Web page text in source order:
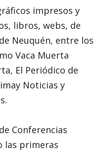
impresos y
libros, webs, de
Neuquén, entre los
Vaca Muerta
El Periódico de
Noticias y
Conferencias
las primeras